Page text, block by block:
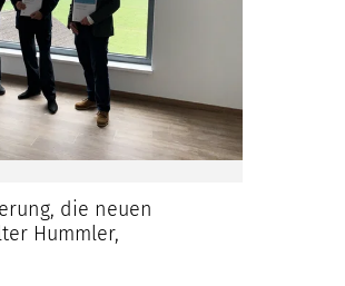
die neuen
Hummler,